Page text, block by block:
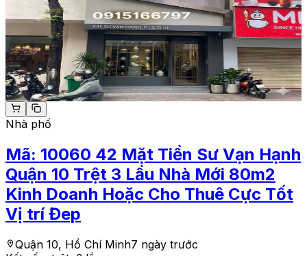
Nhà phố
Mã: 10060 42 Mặt Tiền Sư Vạn Hạnh
Quận 10 Trệt 3 Lầu Nhà Mới 80m2
Kinh Doanh Hoặc Cho Thuê Cực Tốt
Vị trí Đep
Quận 10, Hồ Chí Minh7 ngày trước